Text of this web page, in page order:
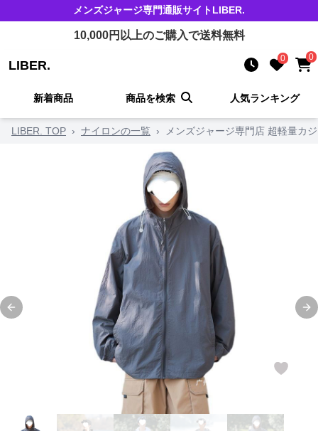
メンズジャージ専門通販サイトLIBER.
10,000円以上のご購入で送料無料
LIBER. 0 0
新着商品 商品を検索 人気ランキング
LIBER. TOP › ナイロンの一覧 › メンズジャージ専門店 超軽量カ
Previous slide